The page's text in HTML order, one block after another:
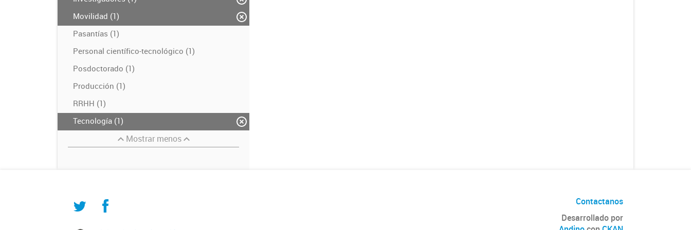
Movilidad (1)
Pasantías (1)
Personal científico-tecnológico (1)
Posdoctorado (1)
Producción (1)
RRHH (1)
Tecnología (1)
Mostrar menos
Contactanos
Desarrollado por